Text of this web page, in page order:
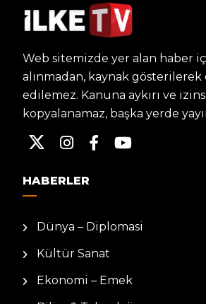
Web sitemizde yer alan haber
alınmadan, kaynak
edilemez. Kanuna aykırı ve
kopyalanamaz, başka yerde
HABERLER
Dünya – Diplomasi
Kültür Sanat
Ekonomi – Emek